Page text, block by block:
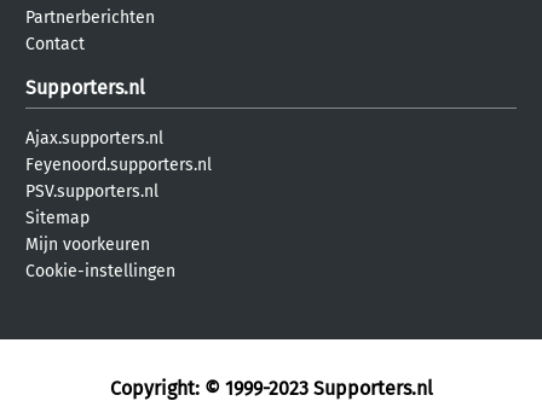
Partnerberichten
Contact
Supporters.nl
Ajax.supporters.nl
Feyenoord.supporters.nl
PSV.supporters.nl
Sitemap
Mijn voorkeuren
Cookie-instellingen
Copyright: © 1999-2023 Supporters.nl